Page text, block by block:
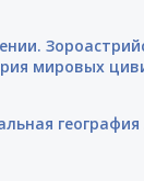
мировых